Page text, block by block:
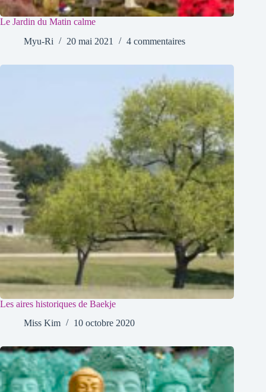
Le Jardin du Matin calme
Myu-Ri
20 mai 2021 4 commentaires
Les aires historiques de Baekje
Miss Kim
10 octobre 2020